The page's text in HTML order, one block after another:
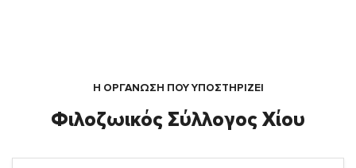
Η ΟΡΓΆΝΩΣΗ ΠΟΥ ΥΠΟΣΤΗΡΙΖΕΙ
Φιλοζωικός Σύλλογος Χίου